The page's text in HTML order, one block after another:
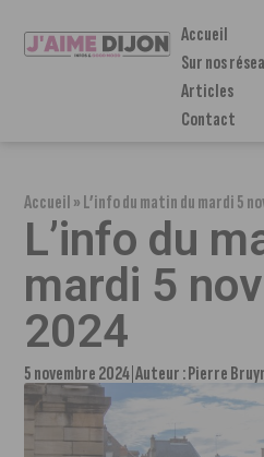
Accueil
Sur nos
Articles
Contact
Accueil»L’info du matin du mardi 5
L’info du
mardi 5
2024
5 novembre 2024 Auteur :Pierre